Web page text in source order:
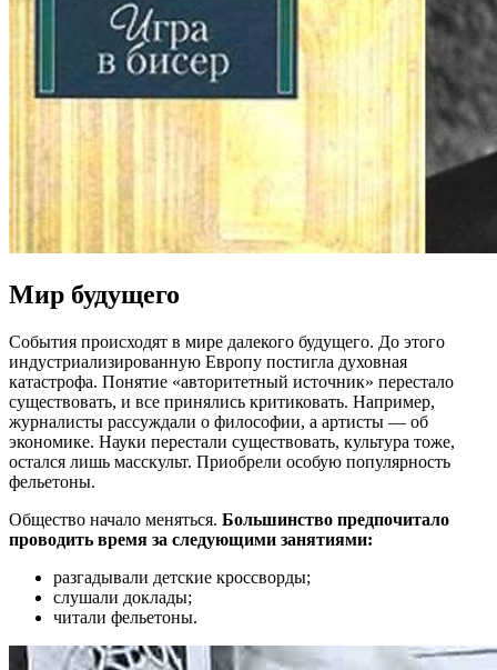
Мир будущего
События происходят в мире далекого будущего. До этого
индустриализированную Европу постигла духовная
катастрофа. Понятие «авторитетный источник» перестало
существовать, и все принялись критиковать. Например,
журналисты рассуждали о философии, а артисты — об
экономике. Науки перестали существовать, культура тоже,
остался лишь масскульт. Приобрели особую популярность
фельетоны.
Общество начало меняться. Большинство предпочитало
проводить время за следующими занятиями:
разгадывали детские кроссворды;
слушали доклады;
читали фельетоны.